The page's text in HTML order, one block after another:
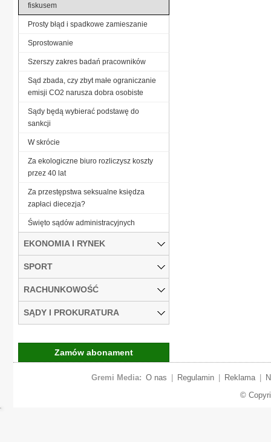
fiskusem
Prosty błąd i spadkowe zamieszanie
Sprostowanie
Szerszy zakres badań pracowników
Sąd zbada, czy zbyt małe ograniczanie
emisji CO2 narusza dobra osobiste
Sądy będą wybierać podstawę do
sankcji
W skrócie
Za ekologiczne biuro rozliczysz koszty
przez 40 lat
Za przestępstwa seksualne księdza
zapłaci diecezja?
Święto sądów administracyjnych
EKONOMIA I RYNEK
SPORT
RACHUNKOWOŚĆ
SĄDY I PROKURATURA
Zamów abonament
Gremi Media: O nas Regulamin Reklama
©